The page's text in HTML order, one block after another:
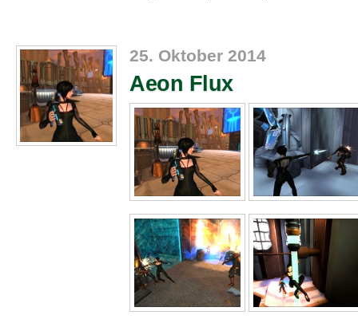
25. Oktober 2014
Aeon Flux